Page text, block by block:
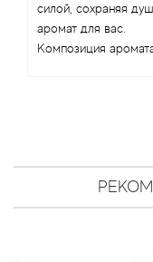
силой, сохраняя
аромат для вас.
Композиция
Aramis
Armand Basi